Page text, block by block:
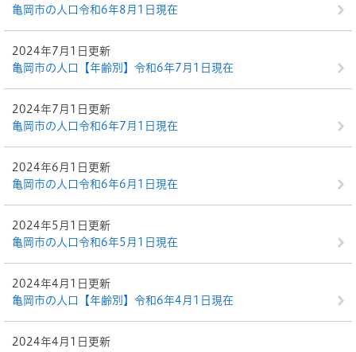
亀岡市の人口令和6年8月1日現在
2024年7月1日更新
亀岡市の人口【年齢別】令和6年7月1日現在
2024年7月1日更新
亀岡市の人口令和6年7月1日現在
2024年6月1日更新
亀岡市の人口令和6年6月1日現在
2024年5月1日更新
亀岡市の人口令和6年5月1日現在
2024年4月1日更新
亀岡市の人口【年齢別】令和6年4月1日現在
2024年4月1日更新